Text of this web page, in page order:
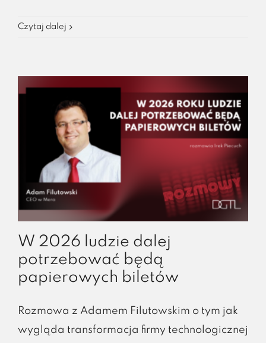
Czytaj dalej
W 2026 ludzie dalej
potrzebować będą
papierowych biletów
Rozmowa z Adamem Filutowskim o tym jak
wygląda transformacja firmy technologicznej